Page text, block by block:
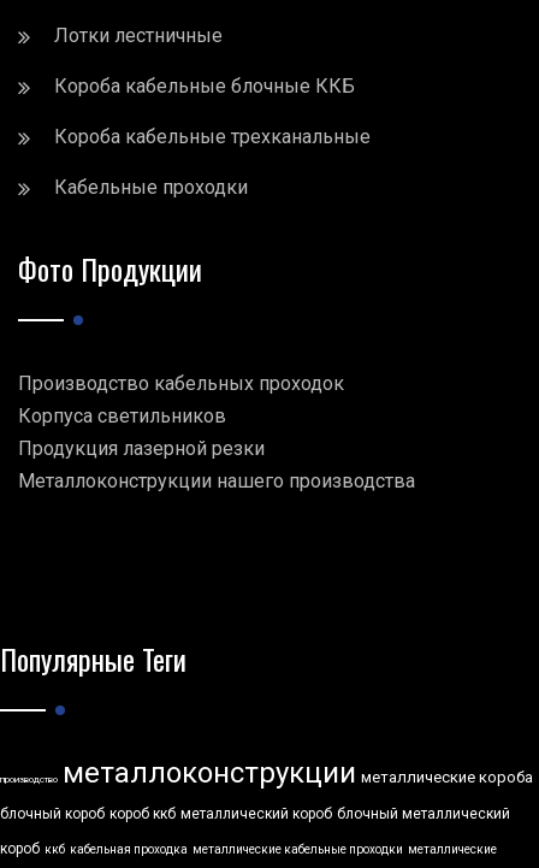
Лотки лестничные
Короба кабельные блочные ККБ
Короба кабельные трехканальные
Кабельные проходки
Фото Продукции
Производство кабельных проходок
Корпуса светильников
Продукция лазерной резки
Металлоконструкции нашего производства
Популярные Теги
производство металлоконструкции металлические короба
блочный короб короб ккб металлический короб блочный металлический
короб ккб кабельная проходка металлические кабельные проходки металлические